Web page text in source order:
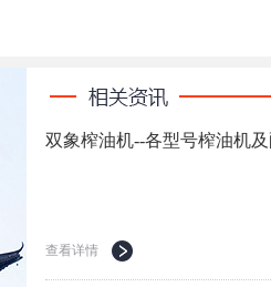
双象榨油机--各型号榨油机
查看详情